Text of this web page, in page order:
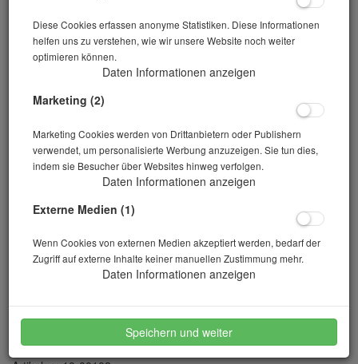
Mischschüssel 5l zu Mörtelmischer Typ N 50
Diese Cookies erfassen anonyme Statistiken. Diese Informationen
helfen uns zu verstehen, wie wir unsere Website noch weiter
optimieren können.
Daten Informationen anzeigen
Marketing (2)
Marketing Cookies werden von Drittanbietern oder Publishern
verwendet, um personalisierte Werbung anzuzeigen. Sie tun dies,
indem sie Besucher über Websites hinweg verfolgen.
Daten Informationen anzeigen
Externe Medien (1)
Wenn Cookies von externen Medien akzeptiert werden, bedarf der
Zugriff auf externe Inhalte keiner manuellen Zustimmung mehr.
Daten Informationen anzeigen
Speichern und weiter